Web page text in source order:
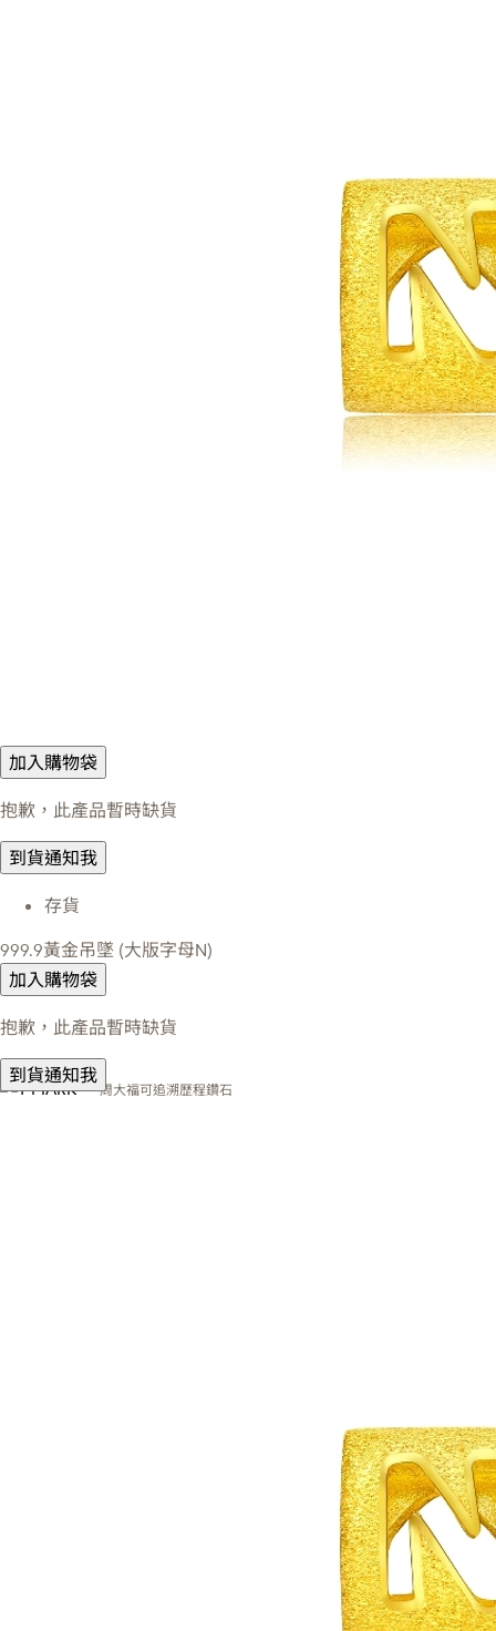
加入購物袋
抱歉，此產品暫時缺貨
到貨通知我
存貨
999.9黃金吊墜 (大版字母N)
加入購物袋
抱歉，此產品暫時缺貨
到貨通知我
周大福可追溯歷程鑽石